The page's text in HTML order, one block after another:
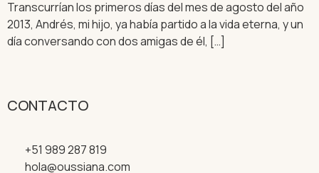
Transcurrían los primeros días del mes de agosto del año
2013, Andrés, mi hijo, ya había partido a la vida eterna, y un
día conversando con dos amigas de él, […]
CONTACTO
+51 989 287 819
hola@oussiana.com